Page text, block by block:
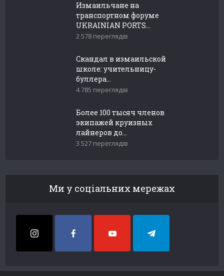
Измаильчане на
транспортном форуме
UKRAINIAN PORTS...
2 578 переглядів
Скандал в измаильской
школе: учительницу-
буллера...
4 785 переглядів
Более 100 тысяч членов
экипажей круизных
лайнеров до...
3 527 переглядів
Ми у соціальних мережах